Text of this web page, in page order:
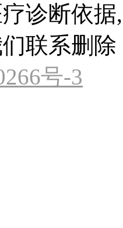
诊断依
联系删除
号-3